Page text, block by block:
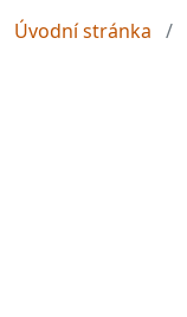
Úvodní stránka